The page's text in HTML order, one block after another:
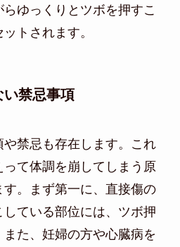
ゆっくりとツボを押すこ
トされます。
い禁忌事項
禁忌も存在します。これ
って体調を崩してしまう原
す。まず第一に、直接傷の
ている部位には、ツボ押
た、妊婦の方や心臓病を